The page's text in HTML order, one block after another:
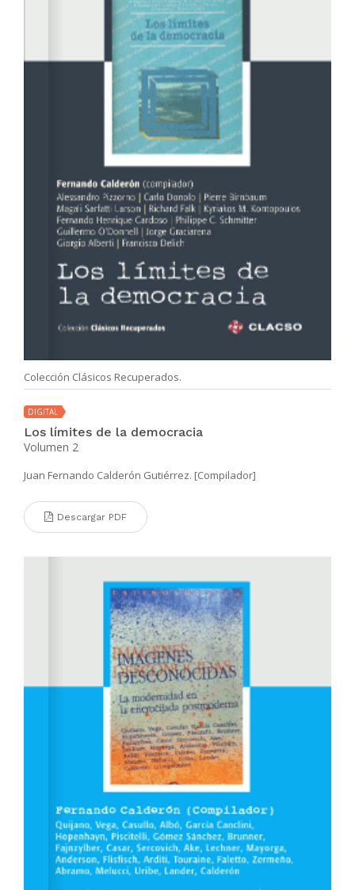
Colección Clásicos Recuperados.
DIGITAL
Los límites de la democracia
Volumen 2
Juan Fernando Calderón Gutiérrez. [Compilador]
Descargar PDF